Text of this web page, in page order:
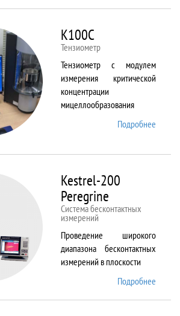
K100C
Тензиометр
Тензиометр с модулем
измерения критической
концентрации
мицеллообразования
Подробнее
Kestrel-200
Peregrine
Система бесконтактных
измерений
Проведение широкого
диапазона бесконтактных
измерений в плоскости
Подробнее